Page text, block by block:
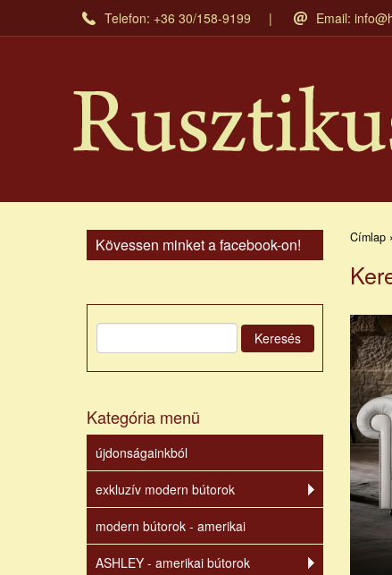
tartalomra
Telefon: +36 30/158-9199 Email:
Kövessen minket a facebook-on!
Keresés
Kategória menü
újdonságainkból
exkluzív modern bútorok
modern bútorok - amerikai
ASHLEY - amerikai bútorok
Címlap